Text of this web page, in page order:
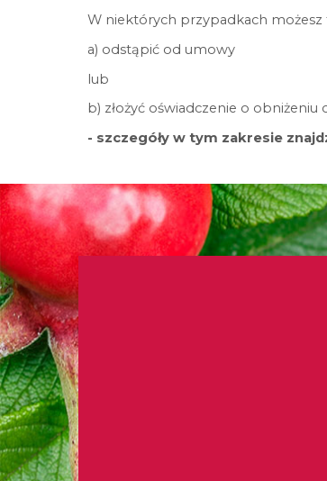
W niektórych przypadkach możesz
a) odstąpić od umowy
lub
b) złożyć oświadczenie o obniżeniu
- szczegóły w tym zakresie